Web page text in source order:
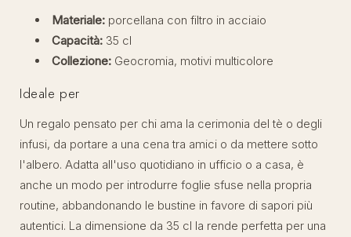
Materiale: porcellana con filtro in acciaio
Capacità: 35 cl
Collezione: Geocromia, motivi multicolore
Ideale per
Un regalo pensato per chi ama la cerimonia del tè o degli
infusi, da portare a una cena tra amici o da mettere sotto
l'albero. Adatta all'uso quotidiano in ufficio o a casa, è
anche un modo per introdurre foglie sfuse nella propria
routine, abbandonando le bustine in favore di sapori più
autentici. La dimensione da 35 cl la rende perfetta per una